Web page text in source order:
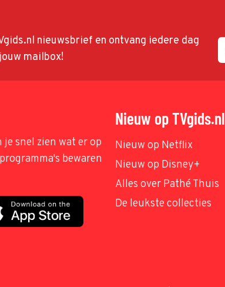
nieuwsbrief en ontvang iedere dag
mailbox!
je snel zien wat er op
bewaren
Nieuw op TVgids.nl
Nieuw op Netflix
Nieuw op Disney+
Alles over Pathé Thuis
De leukste collecties